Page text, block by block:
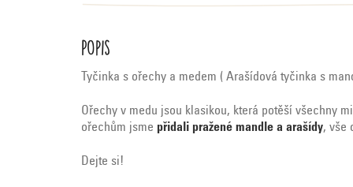
Popis
Tyčinka s ořechy a medem ( Arašídová tyčinka s
Ořechy v medu jsou klasikou, která potěší všechny
ořechům jsme přidali pražené mandle a arašídy, vše
Dejte si!